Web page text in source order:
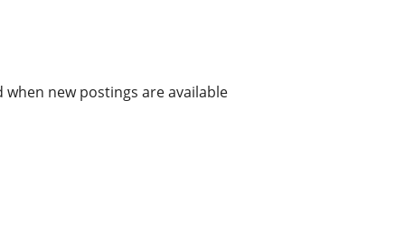
new postings are available